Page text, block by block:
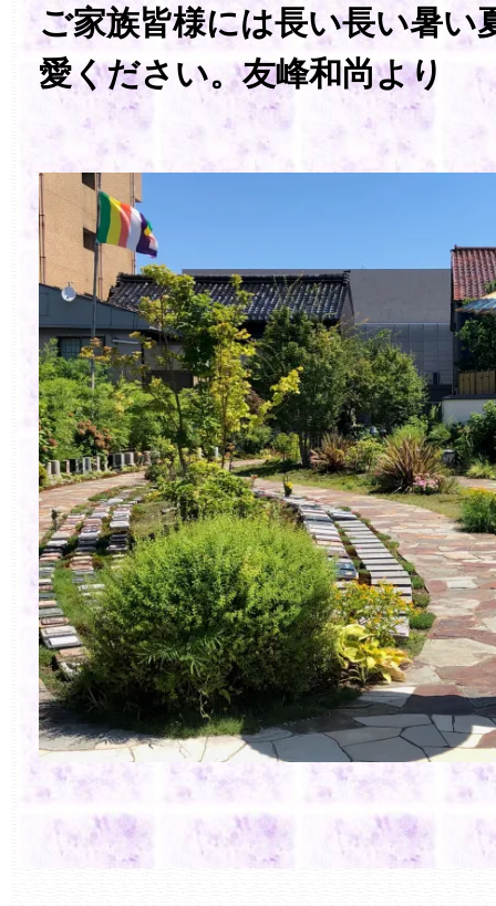
ご家族皆様には長い長い暑い
愛ください。友峰和尚より